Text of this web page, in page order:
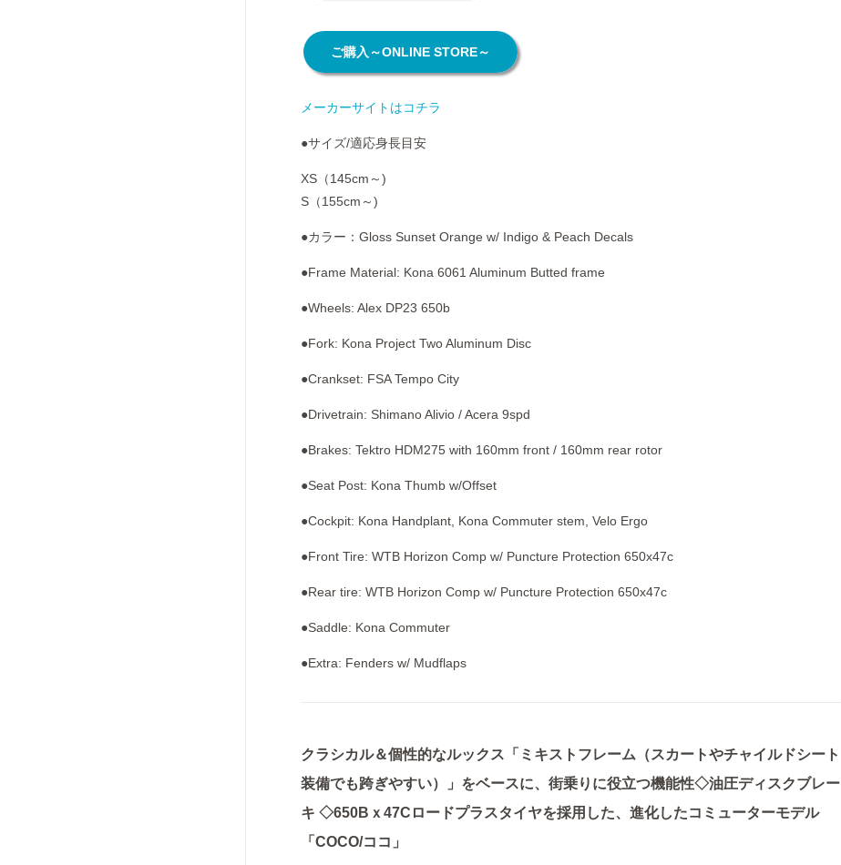
ご購入～ONLINE STORE～
メーカーサイトはコチラ
●サイズ/適応身長目安
XS（145cm～)
S（155cm～)
●カラー：Gloss Sunset Orange w/ Indigo & Peach Decals
●Frame Material: Kona 6061 Aluminum Butted frame
●Wheels: Alex DP23 650b
●Fork: Kona Project Two Aluminum Disc
●Crankset: FSA Tempo City
●Drivetrain: Shimano Alivio / Acera 9spd
●Brakes: Tektro HDM275 with 160mm front / 160mm rear rotor
●Seat Post: Kona Thumb w/Offset
●Cockpit: Kona Handplant, Kona Commuter stem, Velo Ergo
●Front Tire: WTB Horizon Comp w/ Puncture Protection 650x47c
●Rear tire: WTB Horizon Comp w/ Puncture Protection 650x47c
●Saddle: Kona Commuter
●Extra: Fenders w/ Mudflaps
クラシカル＆個性的なルックス「ミキストフレーム （スカートやチャイルドシート
装備でも跨ぎやすい）
」をベースに、街乗りに役立つ機能性◇油圧ディスクブレー
キ ◇650Bｘ47Cロードプラスタイヤを採用した、進化したコミューターモデル
「COCO/ココ」